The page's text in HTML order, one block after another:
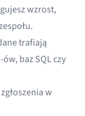
wzrost,
trafiają
baz SQL czy
w